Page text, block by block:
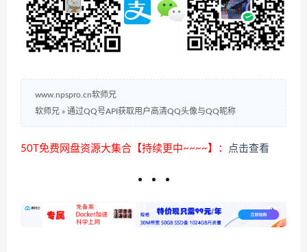
www.npspro.cn软师兄
软师兄 » 通过QQ号API获取用户高清QQ头像与QQ昵称
50T免费网盘资源大集合【持续更中~~~~】： 点击查看